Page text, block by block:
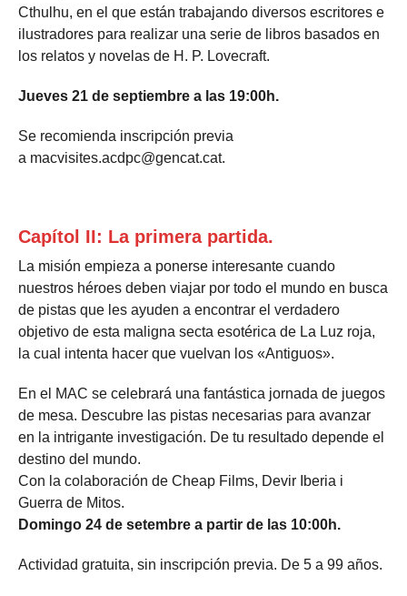
Cthulhu, en el que están trabajando diversos escritores e
ilustradores para realizar una serie de libros basados en
los relatos y novelas de H. P. Lovecraft.
Jueves 21 de septiembre a las 19:00h.
Se recomienda inscripción previa
a macvisites.acdpc@gencat.cat.
Capítol II: La primera partida.
La misión empieza a ponerse interesante cuando
nuestros héroes deben viajar por todo el mundo en busca
de pistas que les ayuden a encontrar el verdadero
objetivo de esta maligna secta esotérica de La Luz roja,
la cual intenta hacer que vuelvan los «Antiguos».
En el MAC se celebrará una fantástica jornada de juegos
de mesa. Descubre las pistas necesarias para avanzar
en la intrigante investigación. De tu resultado depende el
destino del mundo.
Con la colaboración de Cheap Films, Devir Iberia i
Guerra de Mitos.
Domingo 24 de setembre a partir de las 10:00h.
Actividad gratuita, sin inscripción previa. De 5 a 99 años.